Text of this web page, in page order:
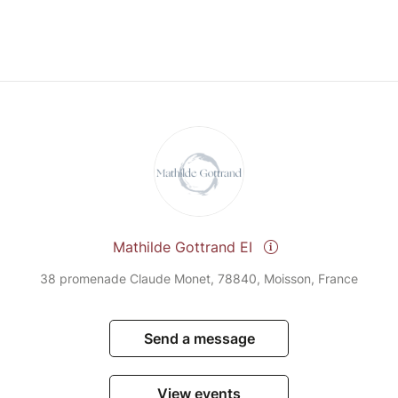
rien manquer !
ci-dessous. Si tu fais partie de la liste mais
n'hésite pas à prendre contact avec moi afin
Mathilde Gottrand EI
38 promenade Claude Monet, 78840, Moisson, France
Send a message
View events